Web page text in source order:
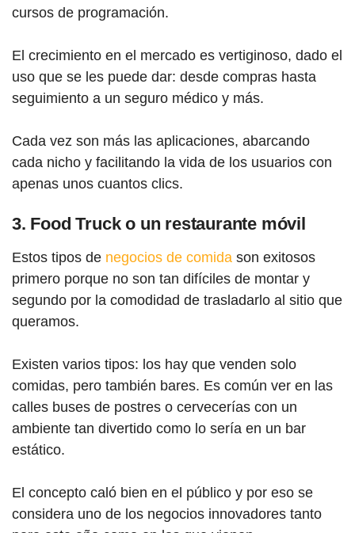
cursos de programación.
El crecimiento en el mercado es vertiginoso, dado el
uso que se les puede dar: desde compras hasta
seguimiento a un seguro médico y más.
Cada vez son más las aplicaciones, abarcando
cada nicho y facilitando la vida de los usuarios con
apenas unos cuantos clics.
3. Food Truck o un restaurante móvil
Estos tipos de negocios de comida son exitosos
primero porque no son tan difíciles de montar y
segundo por la comodidad de trasladarlo al sitio que
queramos.
Existen varios tipos: los hay que venden solo
comidas, pero también bares. Es común ver en las
calles buses de postres o cervecerías con un
ambiente tan divertido como lo sería en un bar
estático.
El concepto caló bien en el público y por eso se
considera uno de los negocios innovadores tanto